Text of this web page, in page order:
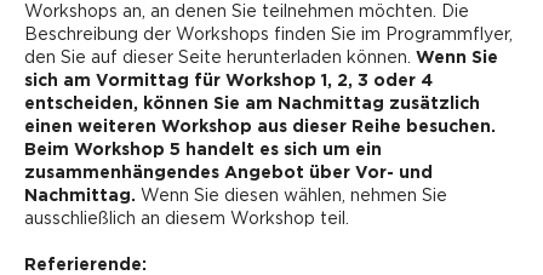
Workshops an, an denen Sie teilnehmen möchten. Die
Beschreibung der Workshops finden Sie im Programmflyer,
den Sie auf dieser Seite herunterladen können. Wenn Sie
sich am Vormittag für Workshop 1, 2, 3 oder 4
entscheiden, können Sie am Nachmittag zusätzlich
einen weiteren Workshop aus dieser Reihe besuchen.
Beim Workshop 5 handelt es sich um ein
zusammenhängendes Angebot über Vor- und
Nachmittag. Wenn Sie diesen wählen, nehmen Sie
ausschließlich an diesem Workshop teil.
Referierende: